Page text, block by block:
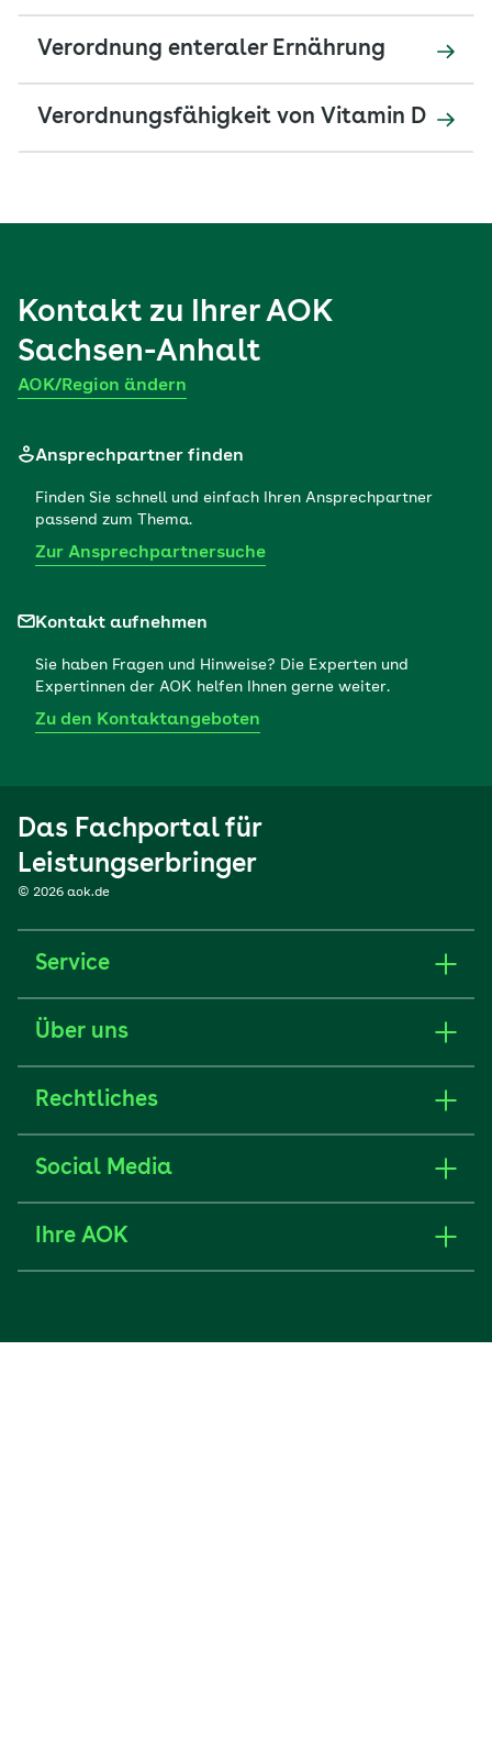
Verordnung enteraler Ernährung
Verordnungsfähigkeit von Vitamin D
Kontakt zu IhrerAOK
Sachsen-Anhalt
AOK/Region ändern
Ansprechpartner finden
Finden Sie schnell und einfach Ihren Ansprechpartner
passend zum Thema.
Zur Ansprechpartnersuche
Kontakt aufnehmen
Sie haben Fragen und Hinweise? Die Experten und
Expertinnen der AOK helfen Ihnen gerne weiter.
Zu den Kontaktangeboten
Das Fachportal für
Leistungserbringer
© 2026 aok.de
Service
Über uns
Rechtliches
Social Media
Ihre AOK